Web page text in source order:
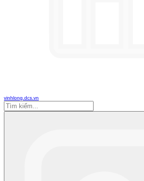
vinhlong.dcs.vn